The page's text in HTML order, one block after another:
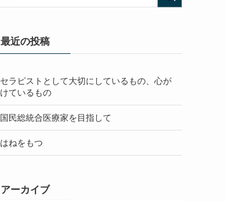
最近の投稿
セラピストとして大切にしているもの、心が
けているもの
国民総統合医療家を目指して
はねをもつ
アーカイブ